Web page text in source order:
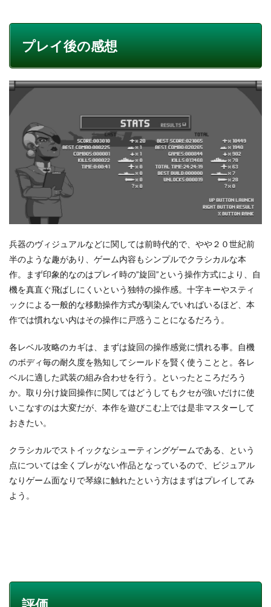
プレイ後の感想
兵器のヴィジュアルなどに関しては前時代的で、やや２０世紀前
半のような趣があり、ゲーム内容もシンプルでクラシカルな本
作。まず印象的なのはプレイ時の”旋回”という操作方式により、自
機を真直ぐ飛ばしにくいという独特の操作感。十字キーやスティ
ックによる一般的な移動操作方式が馴染んでいればいるほど、本
作では慣れない内はその操作に戸惑うことになるだろう。
各レベル攻略のカギは、まずは旋回の操作感覚に慣れる事。自機
のボディ毎の耐久度を熟知してシールドを賢く使うことと。各レ
ベルに適した武装の組み合わせを行う。といったところだろう
か。取り分け旋回操作に関してはどうしてもクセが強いだけに使
いこなすのは大変だが、本作を遊びこむ上では是非マスターして
おきたい。
クラシカルでストイックなシューティングゲームである、という
点については全くブレがない作品となっているので、ビジュアル
なりゲーム面なりで琴線に触れたという方はまずはプレイしてみ
よう。